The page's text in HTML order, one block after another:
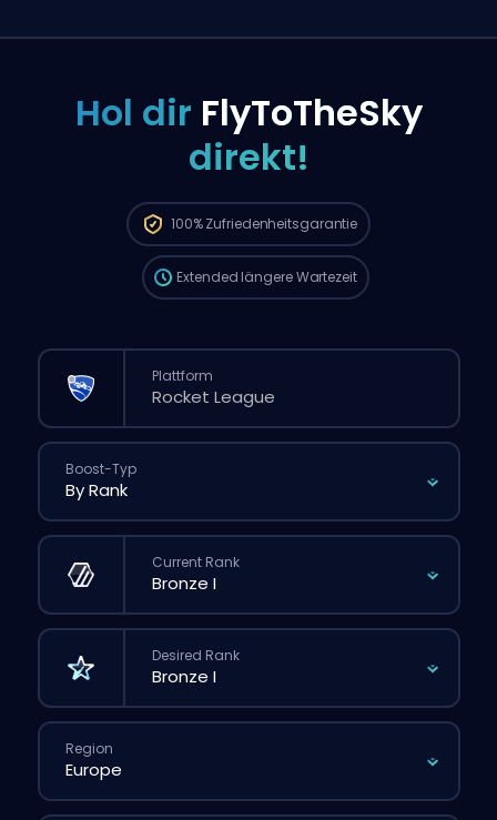
Hol dir FlyToTheSky
direkt!
100%Zufriedenheitsgarantie
Deine Bestellung wird automatisch
die Wartezeit länger sein als bei einer
normalen Bestellung über die Website.
Extended längere Wartezeit
Plattform
Boost-Typ
Current Rank
Desired Rank
Region